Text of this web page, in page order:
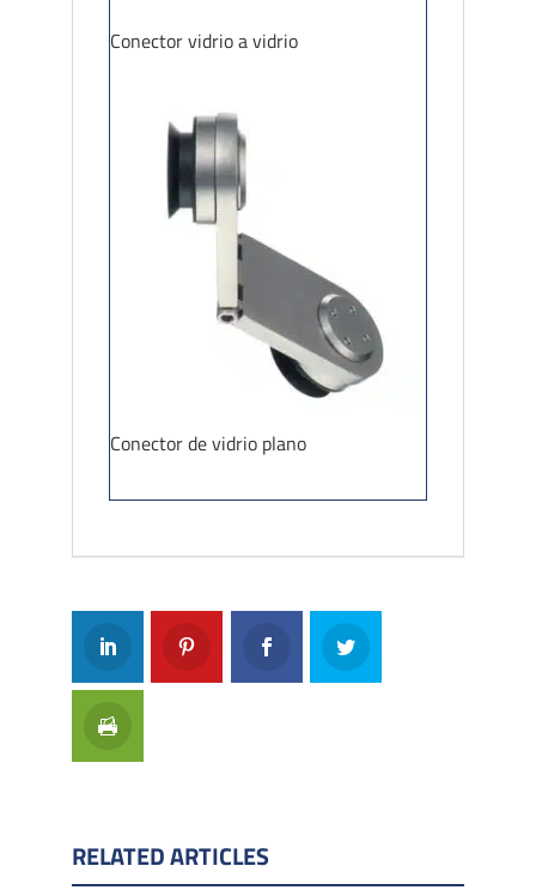
Conector vidrio a vidrio
Conector de vidrio plano
RELATED ARTICLES